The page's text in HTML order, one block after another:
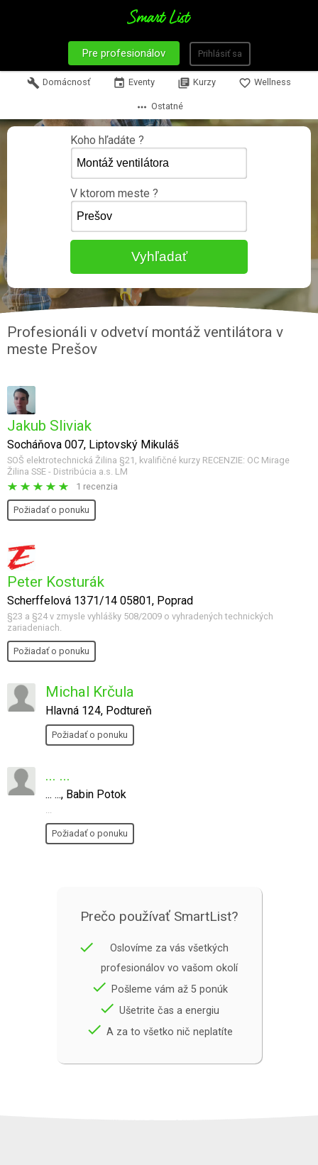
Pre profesionálov Prihlásiť sa
build Domácnosť event Eventy library_books Kurzy favorite_border Wellness
more_horiz Ostatné
Koho hľadáte ?
V ktorom meste ?
Profesionáli v odvetví montáž ventilátora v
meste Prešov
Jakub Sliviak
Socháňova 007, Liptovský Mikuláš
SOŠ elektrotechnická Žilina §21, kvalifičné kurzy RECENZIE: OC Mirage
Žilina SSE - Distribúcia a.s. LM
1 recenzia
Požiadať o ponuku
Peter Kosturák
Scherffelová 1371/14 05801, Poprad
§23 a §24 v zmysle vyhlášky 508/2009 o vyhradených technických
zariadeniach.
Požiadať o ponuku
Michal Krčula
Hlavná 124, Podtureň
Požiadať o ponuku
... ...
... ..., Babin Potok
...
Požiadať o ponuku
Prečo používať SmartList?
done
Oslovíme za vás všetkých
profesionálov vo vašom okolí
done Pošleme vám až 5 ponúk
done Ušetrite čas a energiu
done A za to všetko nič neplatíte